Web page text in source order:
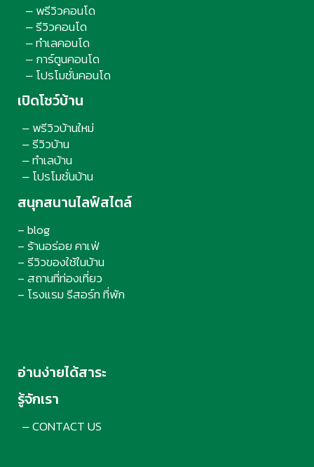
– พรีวิวคอนโด
– รีวิวคอนโด
– ทำเลคอนโด
– การ์ตูนคอนโด
– โปรโมชั่นคอนโด
เปิดโชว์บ้าน
– พรีวิวบ้านใหม่
– รีวิวบ้าน
– ทำเลบ้าน
– โปรโมชั่นบ้าน
สนุกสนานไลฟ์สไตล์
– blog
– ร้านอร่อย คาเฟ่
– รีวิวของใช้ในบ้าน
– สถานที่ท่องเที่ยว
– โรงแรม รีสอร์ท ที่พัก
อ่านง่ายได้สาระ
รู้จักเรา
– CONTACT US